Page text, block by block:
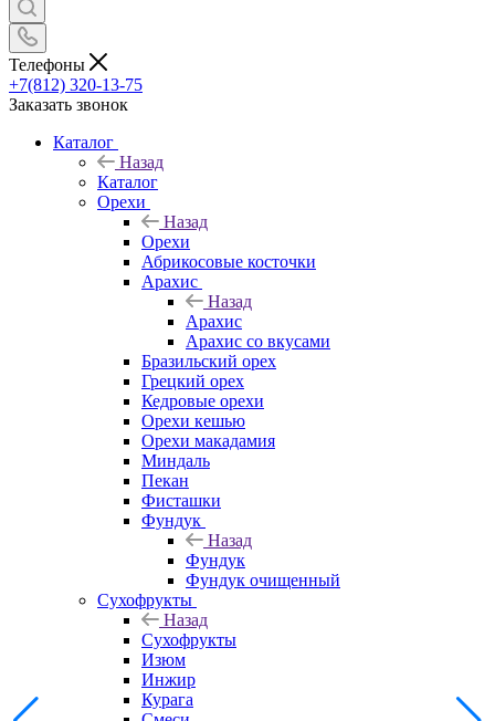
Телефоны
+7(812) 320-13-75
Заказать звонок
Каталог
Назад
Каталог
Орехи
Назад
Орехи
Абрикосовые косточки
Арахис
Назад
Арахис
Арахис со вкусами
Бразильский орех
Грецкий орех
Кедровые орехи
Орехи кешью
Орехи макадамия
Миндаль
Пекан
Фисташки
Фундук
Назад
Фундук
Фундук очищенный
Сухофрукты
Назад
Сухофрукты
Изюм
Инжир
Курага